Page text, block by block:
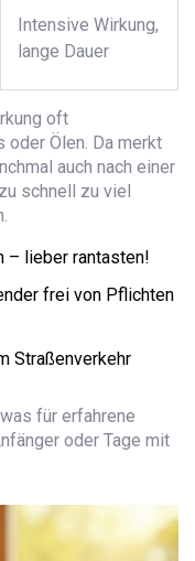
Intensive Wirkung,
lange Dauer
oft
Ölen. Da merkt
auch nach einer
schnell zu viel
– lieber rantasten!
frei von Pflichten
Straßenverkehr
für erfahrene
oder Tage mit